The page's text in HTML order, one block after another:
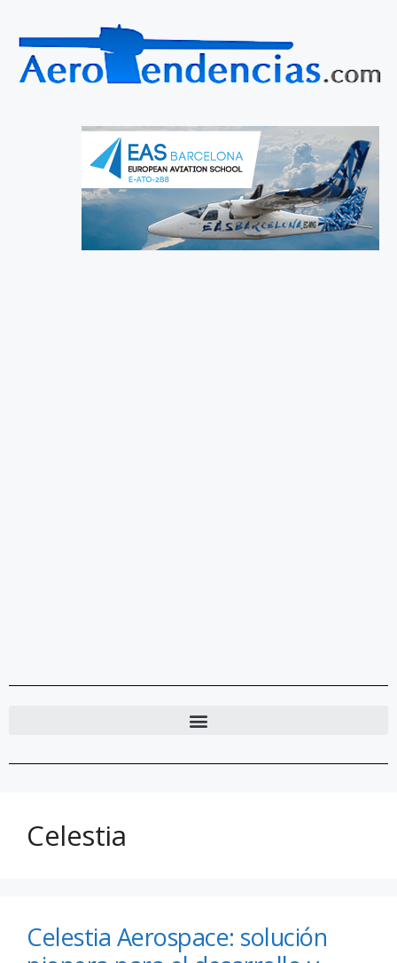
Celestia
Celestia Aerospace: solución